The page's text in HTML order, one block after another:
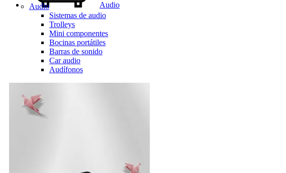
Audio
Audio
Sistemas de audio
Trolleys
Mini componentes
Bocinas portátiles
Barras de sonido
Car audio
Audífonos